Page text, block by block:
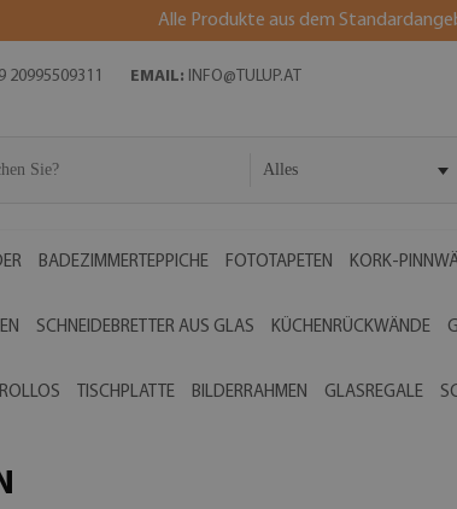
Alle Produkte aus dem
20995509311 EMAIL: INFO@TULUP.AT
Alles
BADEZIMMERTEPPICHE FOTOTAPETEN KORK-
SCHNEIDEBRETTER AUS GLAS KÜCHENRÜCKWÄNDE
ROLLOS TISCHPLATTE BILDERRAHMEN GLASREGALE